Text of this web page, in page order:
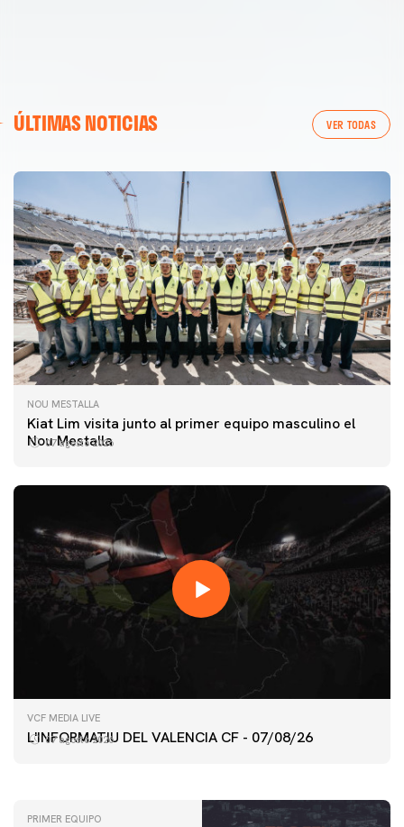
ÚLTIMAS NOTICIAS VER TODAS
NOU MESTALLA
Kiat Lim visita junto al primer equipo masculino el
Nou Mestalla
07 agosto 2026
VCF MEDIA LIVE
L'INFORMATIU DEL VALENCIA CF - 07/08/26
07 agosto 2026
PRIMER EQUIPO
ENTRENAMIENTO DEL VALENCIA CF 7/8/2026
PRIMER EQUIPO